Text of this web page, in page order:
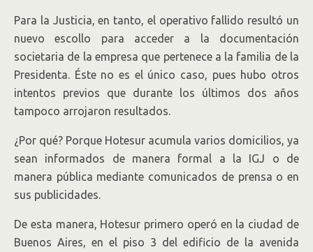
Para la Justicia, en tanto, el operativo fallido resultó un
nuevo escollo para acceder a la documentación
societaria de la empresa que pertenece a la familia de la
Presidenta. Éste no es el único caso, pues hubo otros
intentos previos que durante los últimos dos años
tampoco arrojaron resultados.
¿Por qué? Porque Hotesur acumula varios domicilios, ya
sean informados de manera formal a la IGJ o de
manera pública mediante comunicados de prensa o en
sus publicidades.
De esta manera, Hotesur primero operó en la ciudad de
Buenos Aires, en el piso 3 del edificio de la avenida